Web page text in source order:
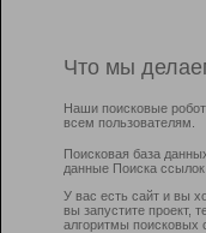
Что мы
Наши поисковые
всем пользователям.
Поисковая база
данные Поиска
У вас есть сайт и вы
вы запустите проект,
алгоритмы поисковых